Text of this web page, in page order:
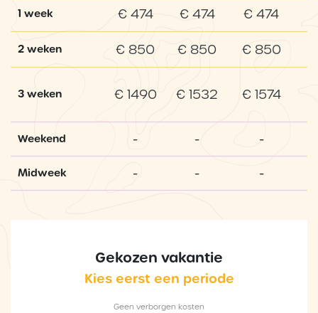
1 week € 474 € 474 € 474
2 weken € 850 € 850 € 850
3 weken € 1490 € 1532 € 1574
Weekend - - -
Midweek - - -
Gekozen vakantie
Kies eerst een periode
Geen verborgen kosten